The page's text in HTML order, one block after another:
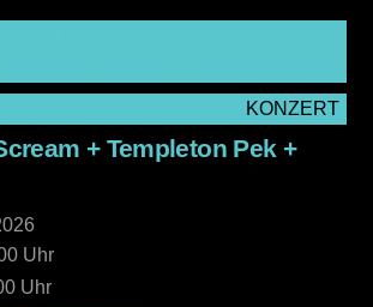
KONZERT
+ Templeton Pek +